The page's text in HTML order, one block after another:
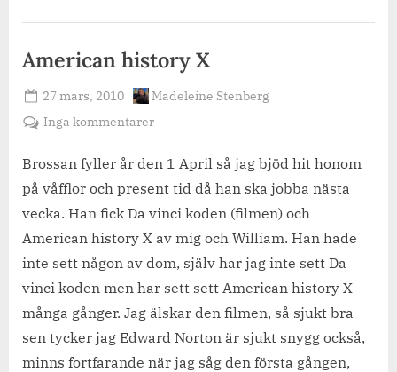
American history X
Posted
on
27 mars, 2010 By
Madeleine Stenberg
Inga kommentarertill
history
Brossan fyller år den 1 April så jag bjöd hit honom
på våfflor och present tid då han ska jobba nästa
vecka. Han fick Da vinci koden (filmen) och
American history X av mig och William. Han hade
inte sett någon av dom, själv har jag inte sett Da
vinci koden men har sett sett American history X
många gånger. Jag älskar den filmen, så sjukt bra
sen tycker jag Edward Norton är sjukt snygg också,
minns fortfarande när jag såg den första gången,